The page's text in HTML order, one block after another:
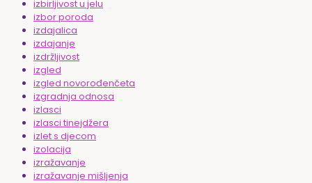
izbirljivost u jelu
izbor poroda
izdajalica
izdajanje
izdržljivost
izgled
izgled novorođenčeta
izgradnja odnosa
izlasci
izlasci tinejdžera
izlet s djecom
izolacija
izražavanje
izražavanje mišljenja